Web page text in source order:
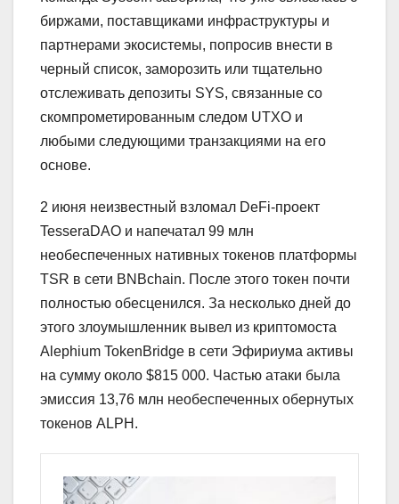
биржами, поставщиками инфраструктуры и
партнерами экосистемы, попросив внести в
черный список, заморозить или тщательно
отслеживать депозиты SYS, связанные со
скомпрометированным следом UTXO и
любыми следующими транзакциями на его
основе.
2 июня неизвестный взломал DeFi-проект
TesseraDAO и напечатал 99 млн
необеспеченных нативных токенов платформы
TSR в сети BNBchain. После этого токен почти
полностью обесценился. За несколько дней до
этого злоумышленник вывел из криптомоста
Alephium TokenBridge в сети Эфириума активы
на сумму около $815 000. Частью атаки была
эмиссия 13,76 млн необеспеченных обернутых
токенов ALPH.